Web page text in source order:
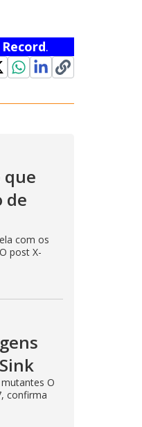
.
que
de
com os
post X-
O
confirma